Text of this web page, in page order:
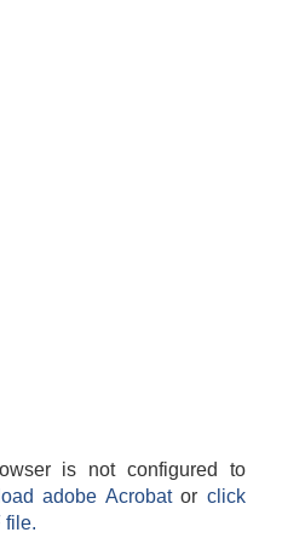
is not configured to
adobe Acrobatorclick
file.